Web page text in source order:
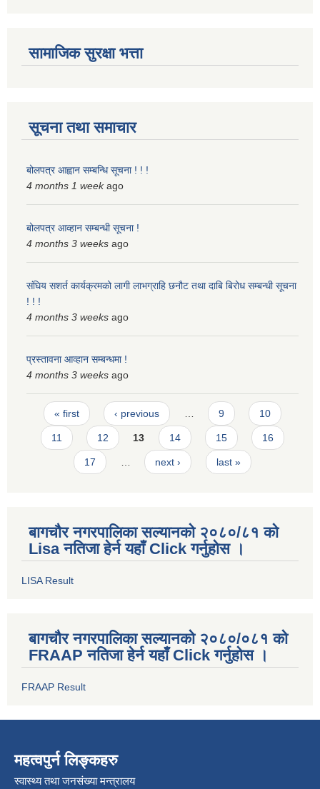
सामाजिक सुरक्षा भत्ता
सूचना तथा समाचार
बोलपत्र आह्वान सम्बन्धि सूचना ! ! !
4 months 1 weekago
बोलपत्र आव्हान सम्बन्धी सूचना !
4 months 3 weeks ago
संघिय सशर्त कार्यक्रमको लागी लाभग्राहि छनौट तथा दाबि बिरोध सम्बन्धी सूचना
! ! !
4 months 3 weeks ago
प्रस्तावना आव्हान सम्बन्धमा !
4 months 3 weeks ago
Pages
« first ‹ previous … 9 10
11 12 13 14 15 16
17 … next › last »
बागचौर नगरपालिका सल्यानको २०८०/८१ को
Lisa नतिजा हेर्न यहाँ Click गर्नुहोस ।
LISA Result
बागचौर नगरपालिका सल्यानको २०८०/०८१ को
FRAAP नतिजा हेर्न यहाँ Click गर्नुहोस ।
FRAAP Result
महत्वपुर्न लिङ्कहरु
स्वास्थ्य तथा जनसंख्या मन्त्रालय